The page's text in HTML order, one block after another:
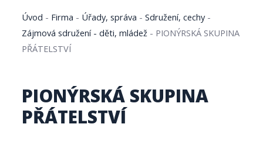
Úvod - Firma - Úřady, správa -Sdružení, cechy-
Zájmová sdružení - děti, mládež - PIONÝRSKÁ SKUPINA
PŘÁTELSTVÍ
PIONÝRSKÁ SKUPINA
PŘÁTELSTVÍ